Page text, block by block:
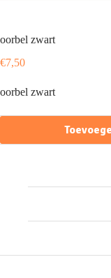
oorbel zwart
€7,50
oorbel zwart